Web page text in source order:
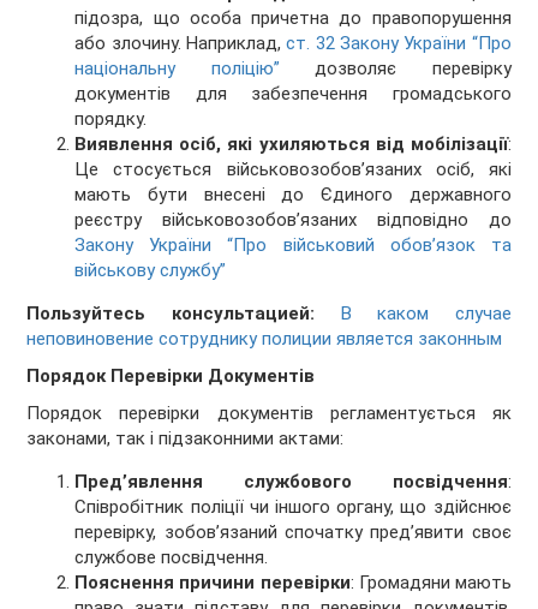
підозра, що особа причетна до правопорушення
або злочину. Наприклад,ст. 32 Закону України “Про
національну поліцію” дозволяє перевірку
документів для забезпечення громадського
порядку.
Виявлення осіб, які ухиляються від мобілізації:
Це стосується військовозобов’язаних осіб, які
мають бути внесені до Єдиного державного
реєстру військовозобов’язаних відповідно до
Закону України “Про військовий обов’язок та
військову службу”
Пользуйтесь консультацией:
В каком случае
неповиновение сотруднику полиции является законным
Порядок Перевірки Документів
Порядок перевірки документів регламентується як
законами, так і підзаконними актами:
Пред’явлення службового посвідчення:
Співробітник поліції чи іншого органу, що здійснює
перевірку, зобов’язаний спочатку пред’явити своє
службове посвідчення.
Пояснення причини перевірки: Громадяни мають